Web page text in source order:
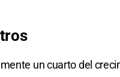
un cuarto del